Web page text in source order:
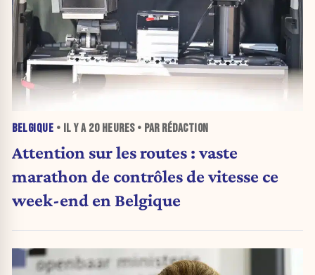
BELGIQUE • IL Y A 20 HEURES• PAR RÉDACTION
Attention sur les routes : vaste
marathon de contrôles de vitesse ce
week-end en Belgique